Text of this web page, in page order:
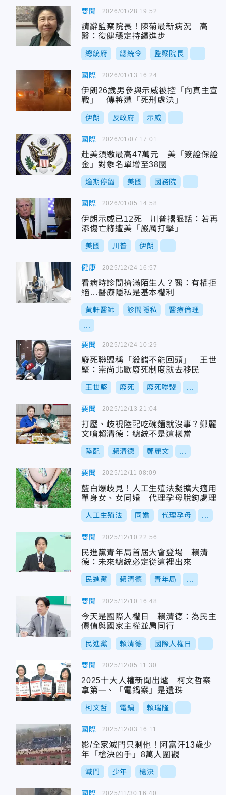
要聞
請辭監察院長！陳菊最新病況 高
醫：復健穩定持續進步
總統府 總統令 監察院長
2026/01/28 19:52
國際
伊朗26歲男參與示威被控「向真主宣
戰」 傳將遭「死刑處決」
伊朗 反政府 示威
2026/01/13 16:24
國際
赴美須繳最高47萬元 美「簽證保證
金」對象名單增至38國
逾期停留 美國 國務院
2026/01/07 17:01
國際
伊朗示威已12死 川普撂狠話：若再
添傷亡將遭美「嚴厲打擊」
美國 川普 伊朗
2026/01/05 14:58
健康
看病時診間擠滿陌生人？醫：有權拒
絕…醫療隱私是基本權利
黃軒醫師 診間隱私 醫療倫理
2025/12/24 16:57
要聞
廢死聯盟稱「殺錯不能回頭」 王世
堅：崇尚北歐廢死制度就去移民
王世堅 廢死 廢死聯盟
2025/12/24 10:29
要聞
打壓、歧視陸配吃碗麵就沒事？鄭麗
文嗆賴清德：總統不是這樣當
陸配 賴清德 鄭麗文
2025/12/13 21:04
要聞
藍白爆歧見！人工生殖法擬擴大適用
單身女、女同婚 代理孕母脫鉤處理
人工生殖法 同婚 代理孕母
2025/12/11 08:09
要聞
民進黨青年局首屆大會登場 賴清
德：未來總統必定從這裡出來
民進黨 賴清德 青年局
2025/12/10 22:56
要聞
今天是國際人權日 賴清德：為民主
價值與國家主權並肩同行
民進黨 賴清德 國際人權日
2025/12/10 16:48
要聞
2025十大人權新聞出爐 柯文哲案
拿第一、「電鍋案」是遺珠
柯文哲 電鍋 賴瑞隆
2025/12/05 11:30
國際
影/全家滅門只剩他！阿富汗13歲少
年「槍決凶手」8萬人圍觀
滅門 少年 槍決
2025/12/03 16:11
2025/11/30 16:40